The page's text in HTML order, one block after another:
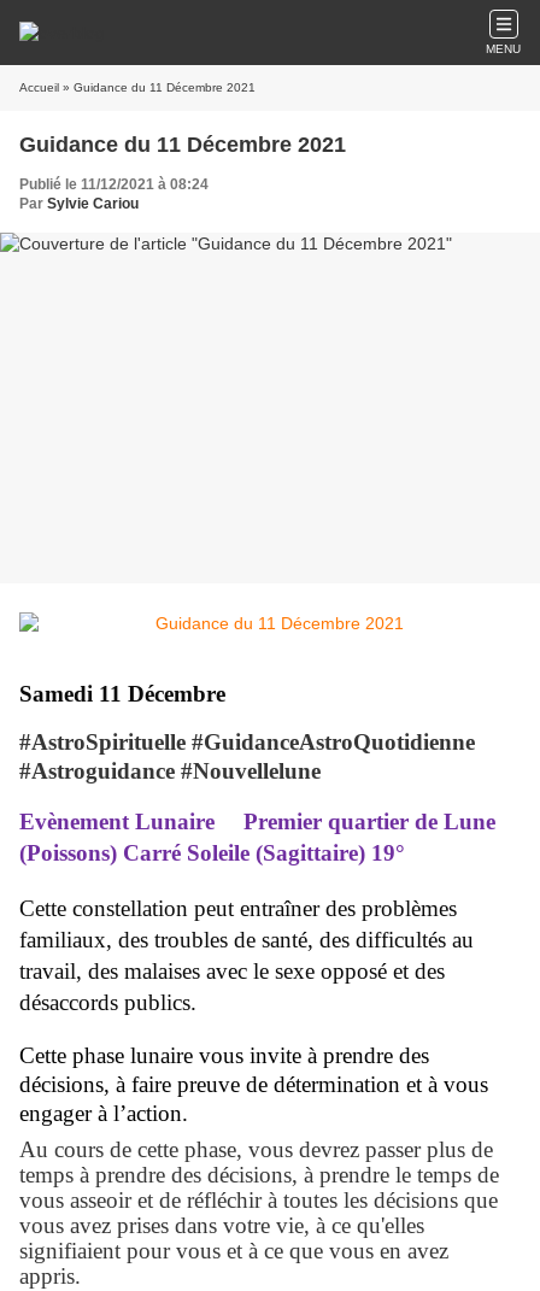
MENU
Accueil » Guidance du 11 Décembre 2021
Guidance du 11 Décembre 2021
Publié le 11/12/2021 à 08:24
Par Sylvie Cariou
Samedi 11 Décembre
#AstroSpirituelle #GuidanceAstroQuotidienne
#Astroguidance #Nouvellelune
Evènement Lunaire
Premier quartier de Lune
(Poissons) Carré Soleile (Sagittaire) 19°
Cette constellation peut entraîner des problèmes
familiaux, des troubles de santé, des difficultés au
travail, des malaises avec le sexe opposé et des
désaccords publics.
Cette phase lunaire vous invite à prendre des
décisions, à faire preuve de détermination et à vous
engager à l’action.
Au cours de cette phase, vous devrez passer plus de
temps à prendre des décisions, à prendre le temps de
vous asseoir et de réfléchir à toutes les décisions que
vous avez prises dans votre vie, à ce qu'elles
signifiaient pour vous et à ce que vous en avez
appris.